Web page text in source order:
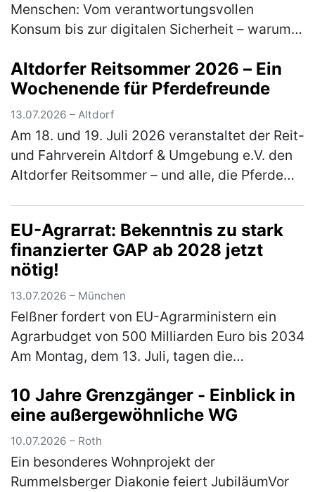
Menschen: Vom verantwortungsvollen
Konsum bis zur digitalen Sicherheit – warum
Am 15. Juli macht der Welttag für den …
(mehr)
Altdorfer Reitsommer 2026 – Ein
Wochenende für Pferdefreunde
13.07.2026 – Altdorf
Am 18. und 19. Juli 2026 veranstaltet der Reit-
und Fahrverein Altdorf & Umgebung e.V. den
Altdorfer Reitsommer – und alle, die Pferde
EU-Agrarrat: Bekenntnis zu stark
finanzierter GAP ab 2028 jetzt
nötig!
13.07.2026 – München
Felßner fordert von EU-Agrarministern ein
Agrarbudget von 500 Milliarden Euro bis 2034
Am Montag, dem 13. Juli, tagen die
Mitgliedstaaten. Ein Themenschwer… (mehr)
10 Jahre Grenzgänger - Einblick in
eine außergewöhnliche WG
10.07.2026 – Roth
Ein besonderes Wohnprojekt der
Rummelsberger Diakonie feiert JubiläumVor